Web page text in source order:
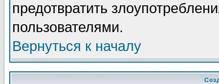
предотвратить
пользователями.
Вернуться к началу